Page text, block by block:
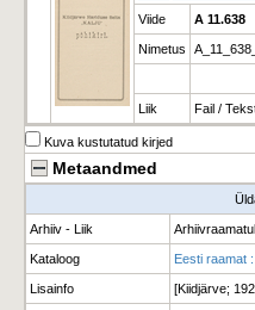
Viide A 11.638
Nimetus
Liik Fail /
Kuva kustutatud kirjed
Metaandmed
Arhiiv - Liik
Kataloog Eesti raamat
Lisainfo [Kiidjärve;